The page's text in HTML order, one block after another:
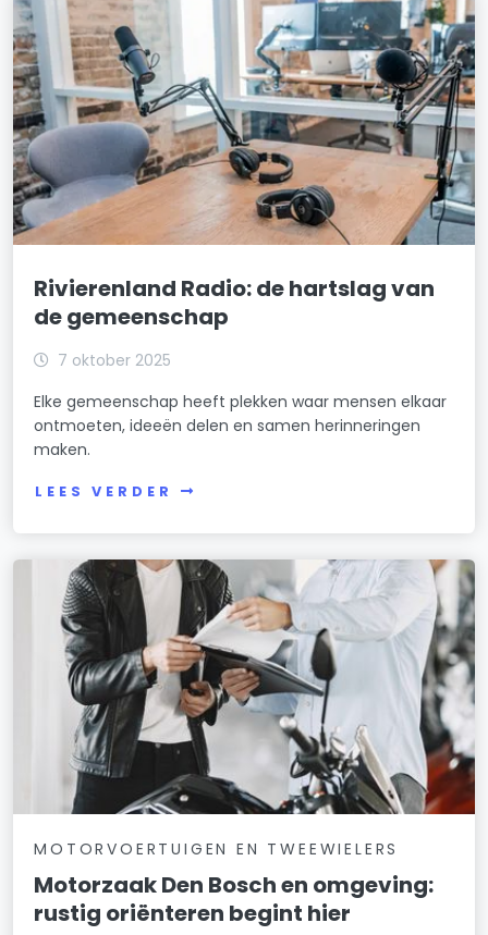
Rivierenland Radio: de hartslag van
de gemeenschap
7 oktober 2025
Elke gemeenschap heeft plekken waar mensen elkaar
ontmoeten, ideeën delen en samen herinneringen
maken.
LEES VERDER
MOTORVOERTUIGEN EN TWEEWIELERS
Motorzaak Den Bosch en omgeving:
rustig oriënteren begint hier